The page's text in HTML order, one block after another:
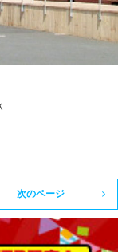
次のページ